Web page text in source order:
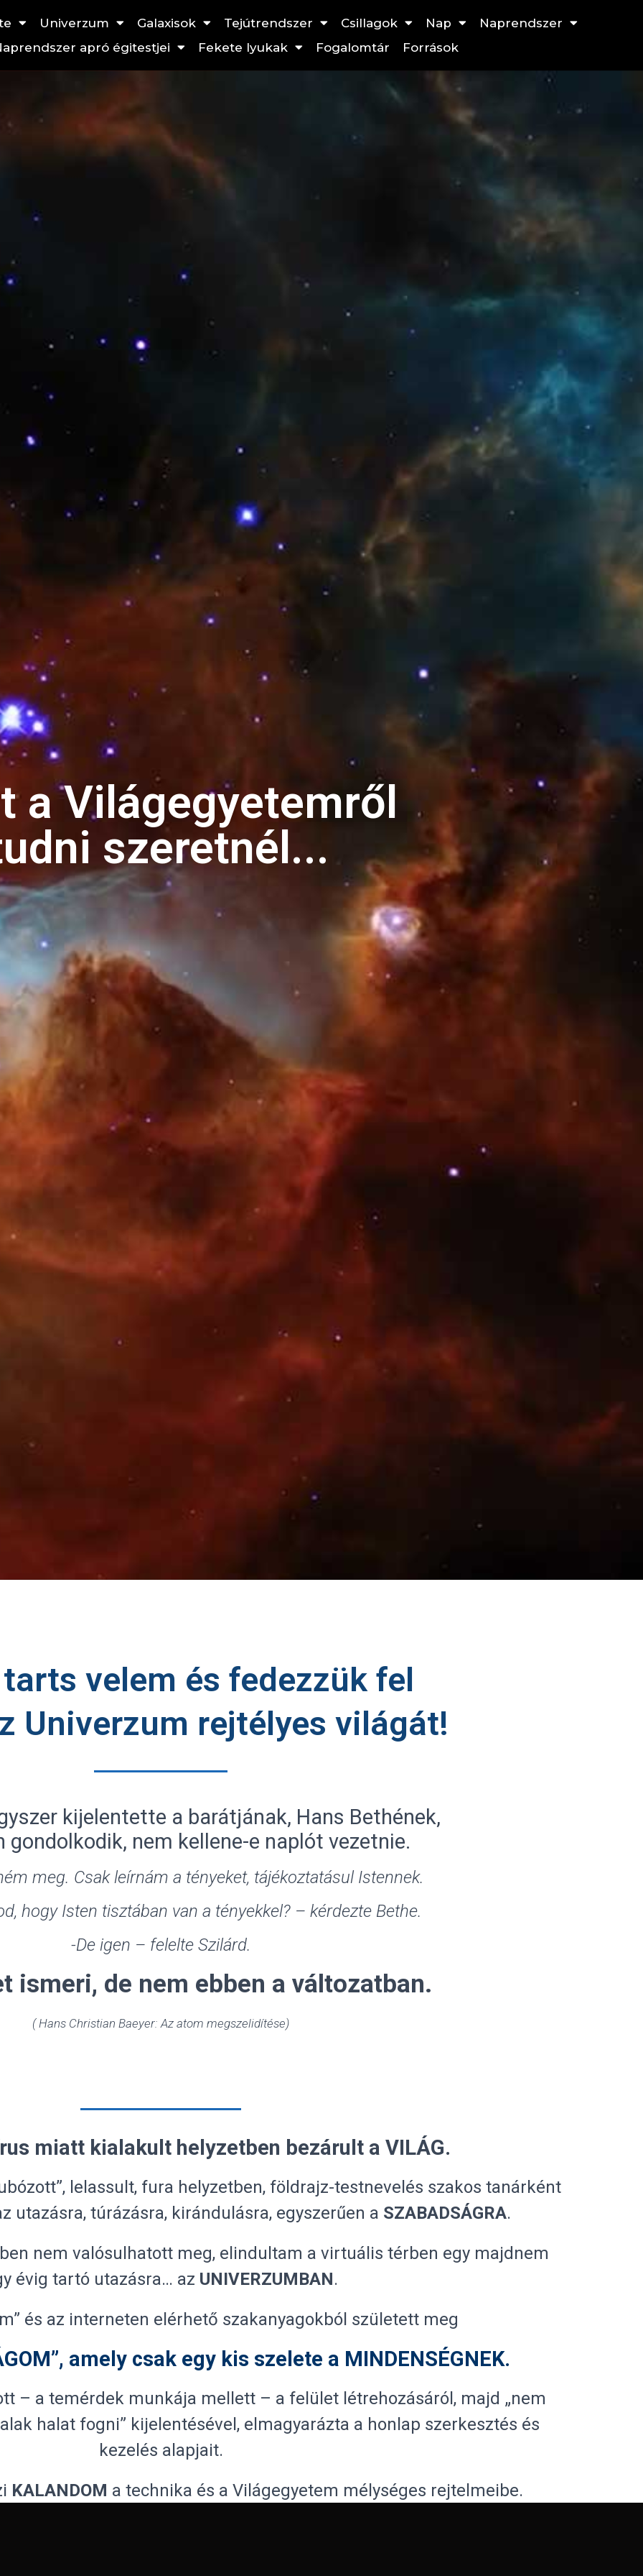
Univerzum Galaxisok Tejútrendszer Csillagok Nap
Naprendszer
apró égitestjei
Fekete lyukak Fogalomtár Források
a Világegyetemről
szeretnél...
velem és fedezzük fel
Univerzum rejtélyes világát!
kijelentette a barátjának, Hans Bethének,
gondolkodik, nem kellene-e naplót vezetnie.
meg. Csak leírnám a tényeket, tájékoztatásul Istennek.
hogy Isten tisztában van a tényekkel? – kérdezte Bethe.
-De igen – felelte Szilárd.
ismeri, de nem ebben a változatban.
( Hans Christian Baeyer: Az atom megszelidítése)
miatt kialakult helyzetben bezárult a VILÁG.
lelassult, fura helyzetben, földrajz-testnevelés szakos tanárként
utazásra, túrázásra, kirándulásra, egyszerűen a SZABADSÁGRA.
nem valósulhatott meg, elindultam a virtuális térben egy majdnem
évig tartó utazásra… az UNIVERZUMBAN.
és az interneten elérhető szakanyagokból született meg
amely csak egy kis szelete a MINDENSÉGNEK.
– a temérdek munkája mellett – a felület létrehozásáról, majd „nem
halat fogni” kijelentésével, elmagyarázta a honlap szerkesztés és
kezelés alapjait.
KALANDOM a technika és a Világegyetem mélységes rejtelmeibe.